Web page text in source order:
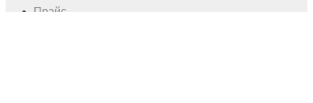
Прайс